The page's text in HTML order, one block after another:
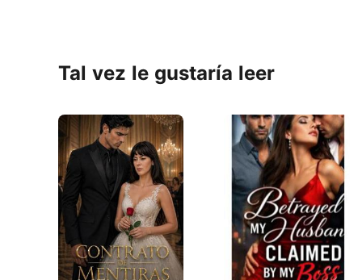
Tal vez le gustaría leer